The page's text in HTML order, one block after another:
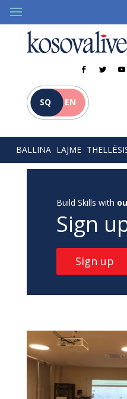
SQ EN
BALLINA LAJME
Build Skills with
Sign
Sign up